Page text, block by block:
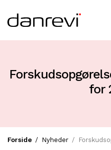
for
Forside Nyheder